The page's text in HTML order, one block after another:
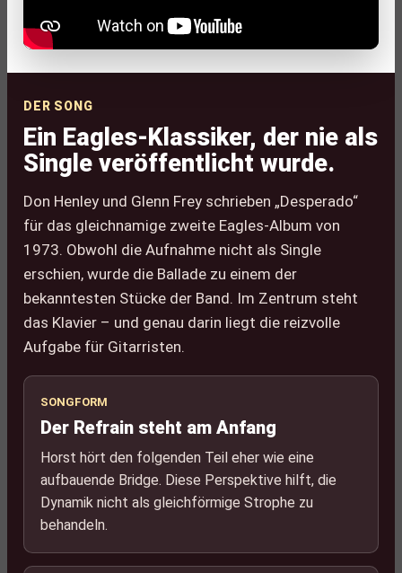
DER SONG
Ein Eagles-Klassiker, der nie als
Single veröffentlicht wurde.
Don Henley und Glenn Frey schrieben „Desperado“
für das gleichnamige zweite Eagles-Album von
1973. Obwohl die Aufnahme nicht als Single
erschien, wurde die Ballade zu einem der
bekanntesten Stücke der Band. Im Zentrum steht
das Klavier – und genau darin liegt die reizvolle
Aufgabe für Gitarristen.
SONGFORM
Der Refrain steht am Anfang
Horst hört den folgenden Teil eher wie eine
aufbauende Bridge. Diese Perspektive hilft, die
Dynamik nicht als gleichförmige Strophe zu
behandeln.